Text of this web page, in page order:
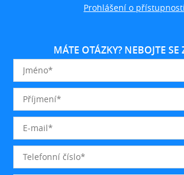
Prohlášení o přístupnosti
MÁTE OTÁZKY? NEBOJTE SE